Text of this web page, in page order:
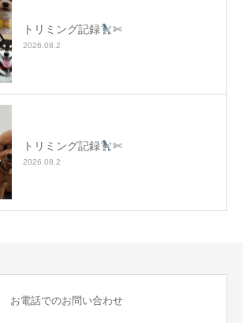
トリミング記録 ✄
2026.08.2
トリミング記録 ✄
2026.08.2
お電話でのお問い合わせ